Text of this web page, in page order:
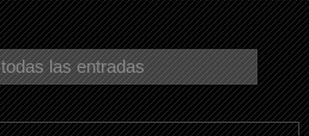
las entradas